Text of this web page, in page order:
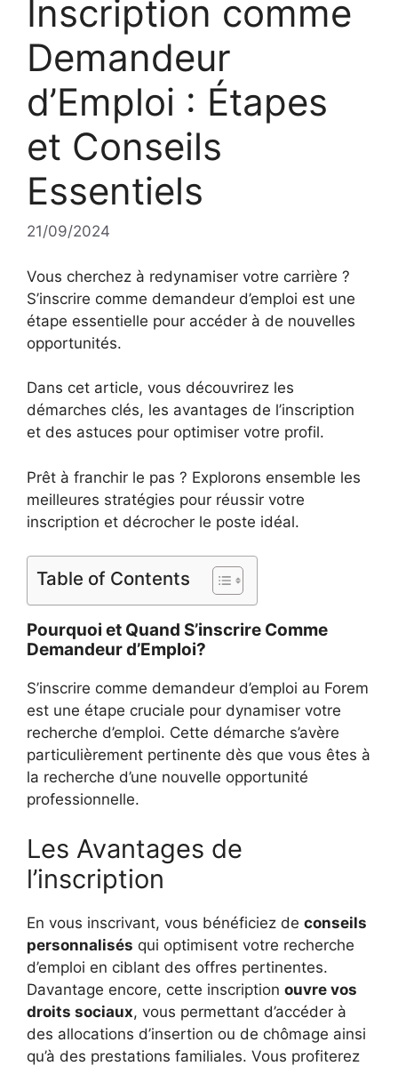
Inscription comme
Demandeur
d’Emploi : Étapes
et Conseils
Essentiels
21/09/2024
Vous cherchez à redynamiser votre carrière ?
S’inscrire comme demandeur d’emploi est une
étape essentielle pour accéder à de nouvelles
opportunités.
Dans cet article, vous découvrirez les
démarches clés, les avantages de l’inscription
et des astuces pour optimiser votre profil.
Prêt à franchir le pas ? Explorons ensemble les
meilleures stratégies pour réussir votre
inscription et décrocher le poste idéal.
Table of Contents
Pourquoi et Quand S’inscrire Comme
Demandeur d’Emploi?
S’inscrire comme demandeur d’emploi au Forem
est une étape cruciale pour dynamiser votre
recherche d’emploi. Cette démarche s’avère
particulièrement pertinente dès que vous êtes à
la recherche d’une nouvelle opportunité
professionnelle.
Les Avantages de
l’inscription
En vous inscrivant, vous bénéficiez de conseils
personnalisés qui optimisent votre recherche
d’emploi en ciblant des offres pertinentes.
Davantage encore, cette inscription ouvre vos
droits sociaux, vous permettant d’accéder à
des allocations d’insertion ou de chômage ainsi
qu’à des prestations familiales. Vous profiterez